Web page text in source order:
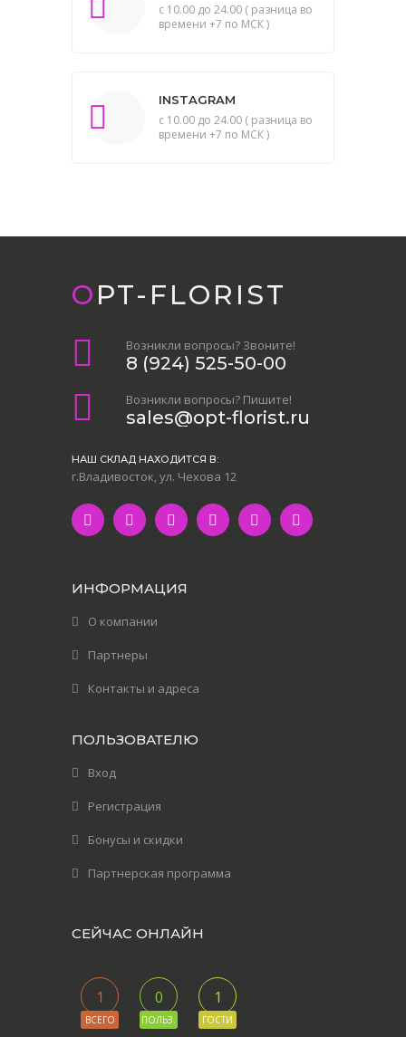
с 10.00 до 24.00 ( разница во
времени +7 по МСК )
INSTAGRAM
с 10.00 до 24.00 ( разница во
времени +7 по МСК )
OPT-FLORIST
Возникли вопросы? Звоните!
8 (924) 525-50-00
Возникли вопросы? Пишите!
sales@opt-florist.ru
НАШ СКЛАД НАХОДИТСЯ В:
г.Владивосток, ул. Чехова 12
ИНФОРМАЦИЯ
О компании
Партнеры
Контакты и адреса
ПОЛЬЗОВАТЕЛЮ
Вход
Регистрация
Бонусы и скидки
Партнерская программа
СЕЙЧАС ОНЛАЙН
1
ВСЕГО
0
ПОЛЬЗ.
1
ГОСТИ